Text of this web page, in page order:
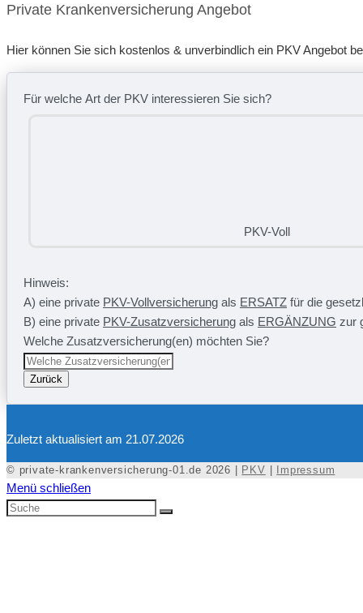
Private Krankenversicherung Angebot
Hier können Sie sich kostenlos & unverbindlich ein PKV Angebot
Für welche Art der PKV interessieren Sie sich?
PKV-Voll
Hinweis:
A) eine private PKV-Vollversicherung als ERSATZ für die
B) eine private PKV-Zusatzversicherung als ERGÄNZUNG zur
Welche Zusatzversicherung(en) möchten Sie?
Zurück
Zuletzt aktualisiert am 21.07.2026
© private-krankenversicherung-01.de 2026 | PKV Impressum
Menü schließen